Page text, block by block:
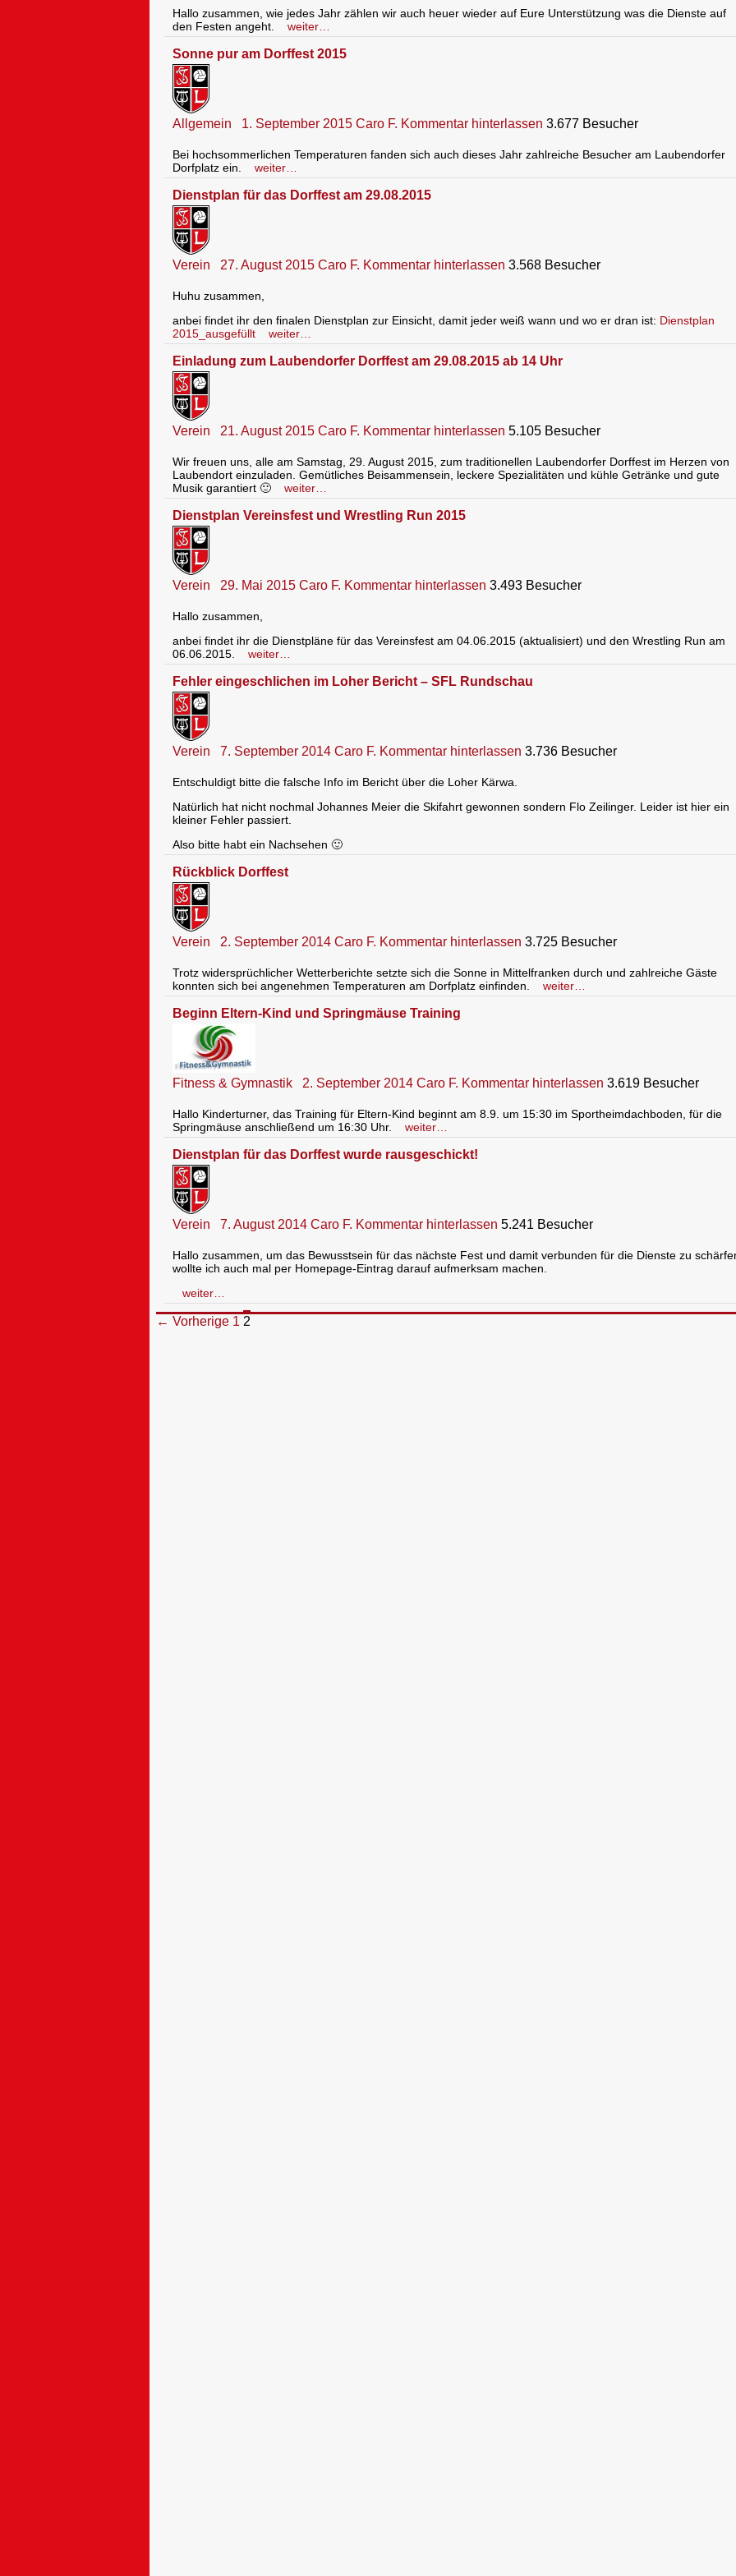
Hallo zusammen, wie jedes Jahr zählen wir auch heuer wieder auf Eure Unterstützung was die Dienste auf
den Festen angeht.
weiter…
Sonne pur am Dorffest 2015
Allgemein 1. September 2015 Caro F. Kommentar hinterlassen 3.677 Besucher
Bei hochsommerlichen Temperaturen fanden sich auch dieses Jahr zahlreiche Besucher am Laubendorfer
Dorfplatz ein.
weiter…
Dienstplan für das Dorffest am 29.08.2015
Verein 27. August 2015 Caro F. Kommentar hinterlassen 3.568 Besucher
Huhu zusammen,
anbei findet ihr den finalen Dienstplan zur Einsicht, damit jeder weiß wann und wo er dran ist: Dienstplan
2015_ausgefüllt
weiter…
Einladung zum Laubendorfer Dorffest am 29.08.2015 ab 14 Uhr
Verein 21. August 2015 Caro F. Kommentar hinterlassen 5.105 Besucher
Wir freuen uns, alle am Samstag, 29. August 2015, zum traditionellen Laubendorfer Dorffest im Herzen von
Laubendort einzuladen. Gemütliches Beisammensein, leckere Spezialitäten und kühle Getränke und gute
Musik garantiert 🙂
weiter…
Dienstplan Vereinsfest und Wrestling Run 2015
Verein 29. Mai 2015 Caro F. Kommentar hinterlassen 3.493 Besucher
Hallo zusammen,
anbei findet ihr die Dienstpläne für das Vereinsfest am 04.06.2015 (aktualisiert) und den Wrestling Run am
06.06.2015.
weiter…
Fehler eingeschlichen im Loher Bericht – SFL Rundschau
Verein 7. September 2014 Caro F. Kommentar hinterlassen 3.736 Besucher
Entschuldigt bitte die falsche Info im Bericht über die Loher Kärwa.
Natürlich hat nicht nochmal Johannes Meier die Skifahrt gewonnen sondern Flo Zeilinger. Leider ist hier ein
kleiner Fehler passiert.
Also bitte habt ein Nachsehen 🙂
Rückblick Dorffest
Verein 2. September 2014 Caro F. Kommentar hinterlassen 3.725 Besucher
Trotz widersprüchlicher Wetterberichte setzte sich die Sonne in Mittelfranken durch und zahlreiche Gäste
konnten sich bei angenehmen Temperaturen am Dorfplatz einfinden.
weiter…
Beginn Eltern-Kind und Springmäuse Training
Fitness & Gymnastik 2. September 2014 Caro F. Kommentar hinterlassen 3.619 Besucher
Hallo Kinderturner, das Training für Eltern-Kind beginnt am 8.9. um 15:30 im Sportheimdachboden, für die
Springmäuse anschließend um 16:30 Uhr.
weiter…
Dienstplan für das Dorffest wurde rausgeschickt!
Verein 7. August 2014 Caro F. Kommentar hinterlassen 5.241 Besucher
Hallo zusammen, um das Bewusstsein für das nächste Fest und damit verbunden für die Dienste zu
wollte ich auch mal per Homepage-Eintrag darauf aufmerksam machen.
weiter…
Beitragsnavigation
← Vorherige 1 2